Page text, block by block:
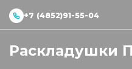
+7 (4852)91-55-04
Раскладушки